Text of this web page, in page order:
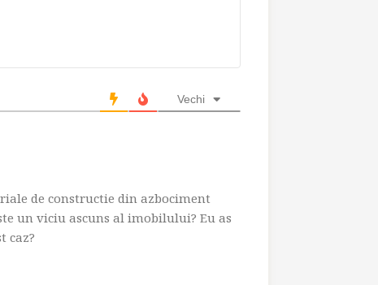
Vechi
de constructie din azbociment
un viciu ascuns al imobilului? Eu as
caz?